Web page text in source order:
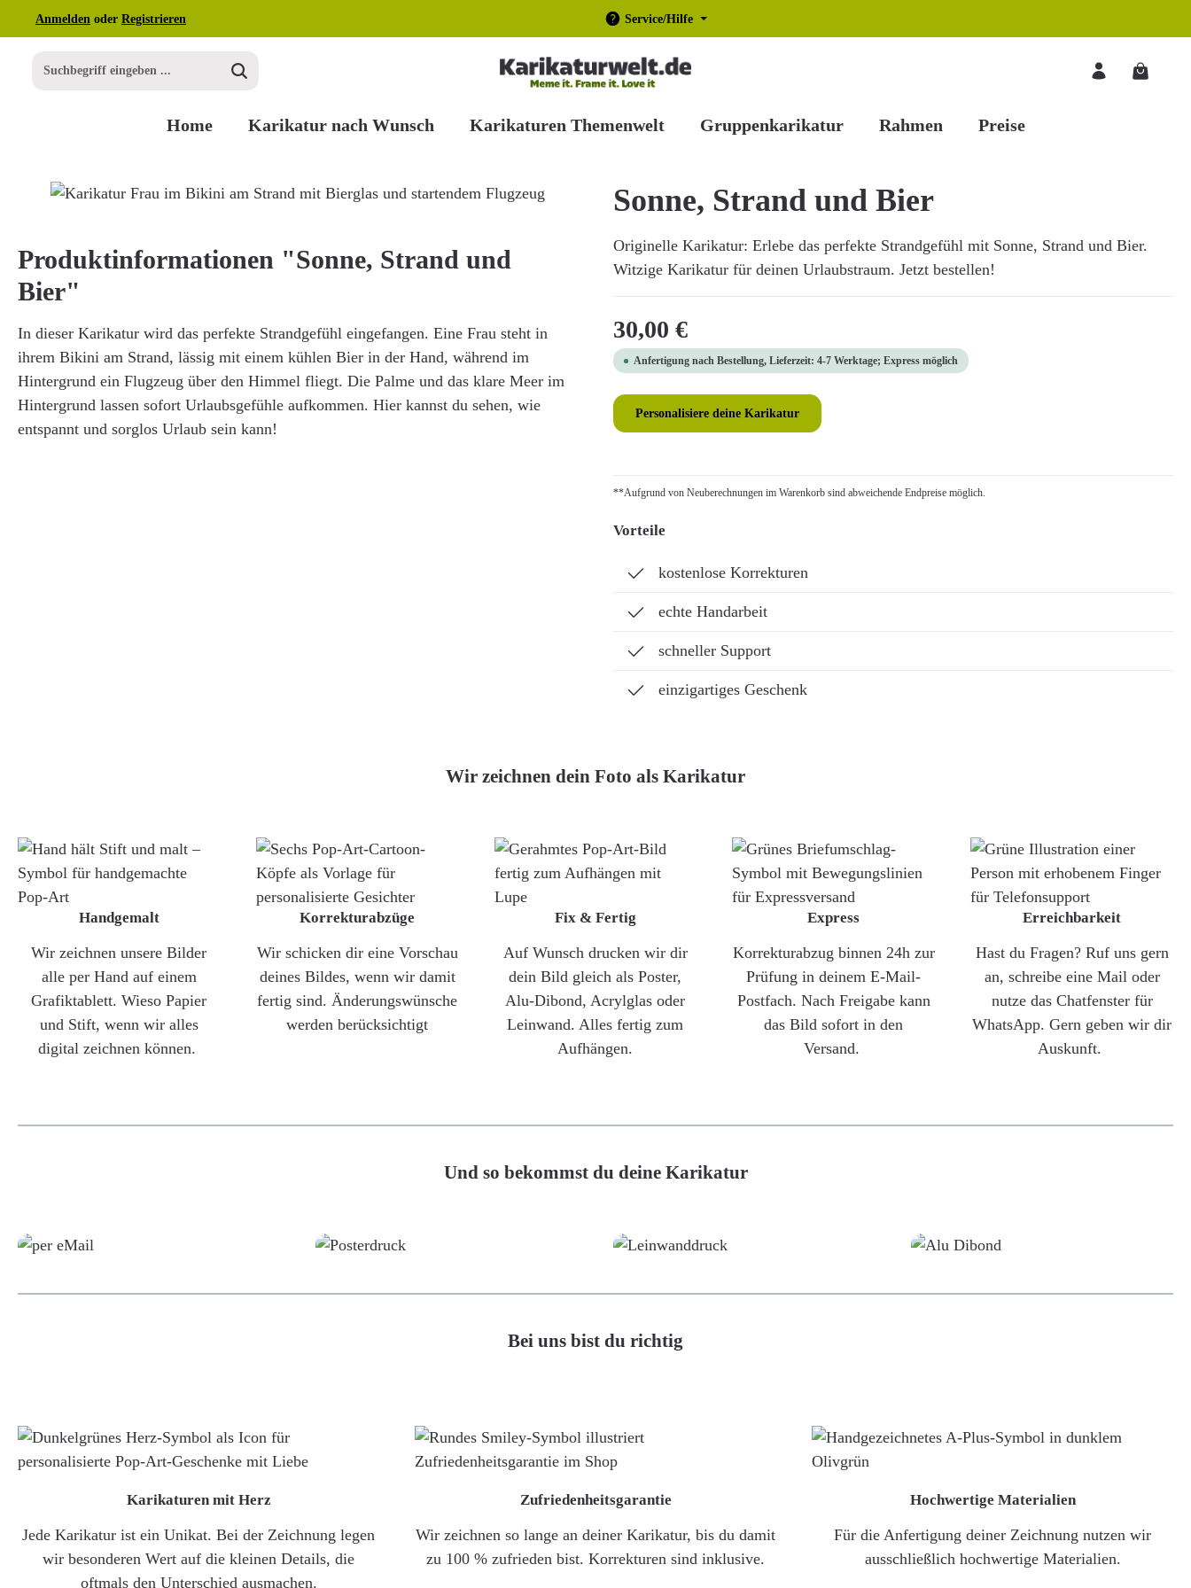
Hauptinhalt springen
Zur Suche springen
Zur Hauptnavigation springen
Anmelden oder Registrieren Service/Hilfe
Home Karikatur nach Wunsch Karikaturen Themenwelt Gruppenkarikatur Rahmen Preise
Bildergalerie überspringen Sonne, Strand und Bier
Originelle Karikatur: Erlebe das perfekte Strandgefühl mit Sonne, Strand und Bier.
Witzige Karikatur für deinen Urlaubstraum. Jetzt bestellen!
Regulärer Preis:
30,00 €
Anfertigung nach Bestellung, Lieferzeit: 4-7 Werktage; Express möglich
Personalisiere deine Karikatur
**Aufgrund von Neuberechnungen im Warenkorb sind abweichende Endpreise möglich.
Vorteile
kostenlose Korrekturen
echte Handarbeit
schneller Support
einzigartiges Geschenk
Produktinformationen "Sonne, Strand und
Bier"
In dieser Karikatur wird das perfekte Strandgefühl eingefangen. Eine Frau steht in
ihrem Bikini am Strand, lässig mit einem kühlen Bier in der Hand, während im
Hintergrund ein Flugzeug über den Himmel fliegt. Die Palme und das klare Meer im
Hintergrund lassen sofort Urlaubsgefühle aufkommen. Hier kannst du sehen, wie
entspannt und sorglos Urlaub sein kann!
Wir zeichnen dein Foto als Karikatur
Handgemalt
Wir zeichnen unsere Bilder
alle per Hand auf einem
Grafiktablett. Wieso Papier
und Stift, wenn wir alles
digital zeichnen können.
Korrekturabzüge
Wir schicken dir eine Vorschau
deines Bildes, wenn wir damit
fertig sind. Änderungswünsche
werden berücksichtigt
Fix & Fertig
Auf Wunsch drucken wir dir
dein Bild gleich als Poster,
Alu-Dibond, Acrylglas oder
Leinwand. Alles fertig zum
Aufhängen.
Express
Korrekturabzug binnen 24h zur
Prüfung in deinem E-Mail-
Postfach. Nach Freigabe kann
das Bild sofort in den
Versand.
Erreichbarkeit
Hast du Fragen? Ruf uns gern
an, schreibe eine Mail oder
nutze das Chatfenster für
WhatsApp. Gern geben wir dir
Auskunft.
Und so bekommst du deine Karikatur
Bei uns bist du richtig
Karikaturen mit Herz
Jede Karikatur ist ein Unikat. Bei der Zeichnung legen
wir besonderen Wert auf die kleinen Details, die
oftmals den Unterschied ausmachen.
Zufriedenheitsgarantie
Wir zeichnen so lange an deiner Karikatur, bis du damit
zu 100 % zufrieden bist. Korrekturen sind inklusive.
Hochwertige Materialien
Für die Anfertigung deiner Zeichnung nutzen wir
ausschließlich hochwertige Materialien.